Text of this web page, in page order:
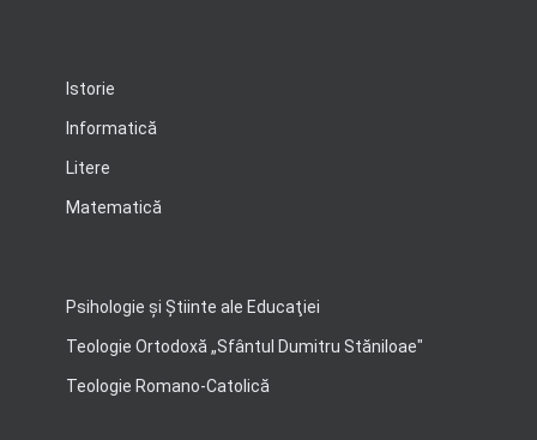
Istorie
Informatică
Litere
Matematică
Psihologie şi Ştiinte ale Educaţiei
Teologie Ortodoxă „Sfântul Dumitru Stăniloae"
Teologie Romano-Catolică